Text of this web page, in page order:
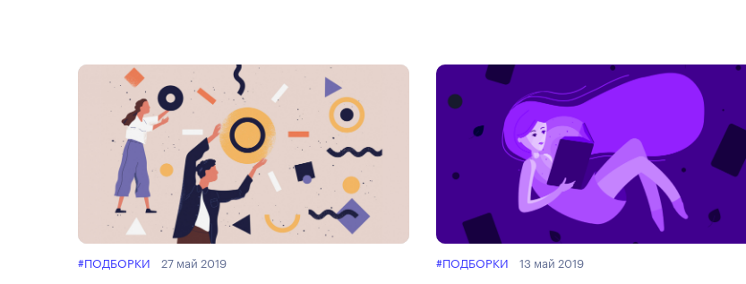
#ПОДБОРКИ 27 май 2019 #ПОДБОРКИ 13 май 2019